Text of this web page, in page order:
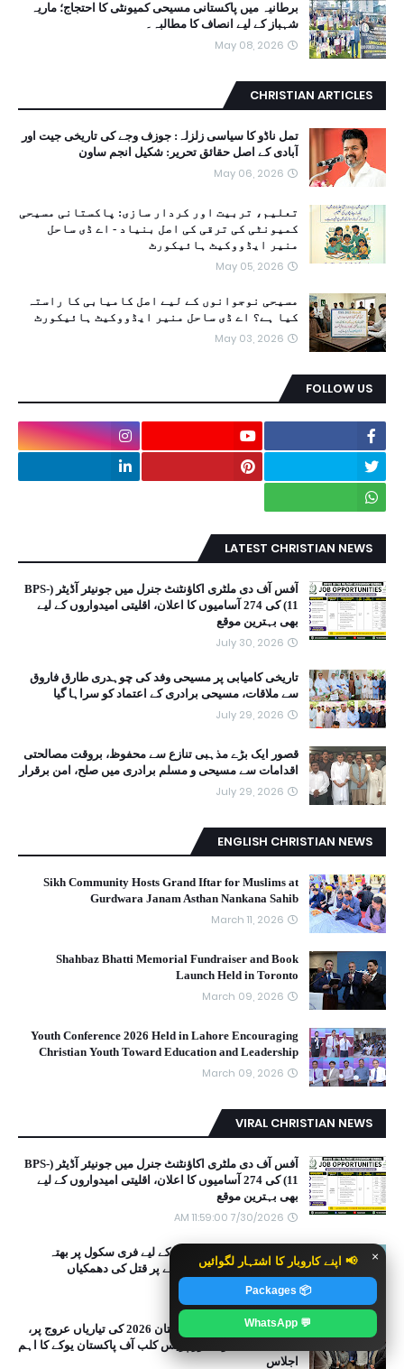
برطانیہ میں پاکستانی مسیحی کمیونٹی کا احتجاج؛ ماریہ
شہباز کے لیے انصاف کا مطالبہ۔
May 08, 2026
CHRISTIAN ARTICLES
تمل ناڈو کا سیاسی زلزلہ: جوزف وجے کی تاریخی جیت اور
آبادی کے اصل حقائق تحریر: شکیل انجم ساون
May 06, 2026
تعلیم، تربیت اور کردار سازی: پاکستانی مسیحی
کمیونٹی کی ترقی کی اصل بنیاد - اے ڈی ساحل
منیر ایڈووکیٹ ہائیکورٹ
May 05, 2026
مسیحی نوجوانوں کے لیے اصل کامیابی کا راستہ
کیا ہے؟ اے ڈی ساحل منیر ایڈووکیٹ ہائیکورٹ
May 03, 2026
FOLLOW US
LATEST CHRISTIAN NEWS
آفس آف دی ملٹری اکاؤنٹنٹ جنرل میں جونیئر آڈیٹر (BPS-
11) کی 274 آسامیوں کا اعلان، اقلیتی امیدواروں کے لیے
بھی بہترین موقع
July 30, 2026
تاریخی کامیابی پر مسیحی وفد کی چوہدری طارق فاروق
سے ملاقات، مسیحی برادری کے اعتماد کو سراہا گیا
July 29, 2026
قصور ایک بڑے مذہبی تنازع سے محفوظ، بروقت مصالحتی
اقدامات سے مسیحی و مسلم برادری میں صلح، امن برقرار
July 29, 2026
ENGLISH CHRISTIAN NEWS
Sikh Community Hosts Grand Iftar for Muslims at
Gurdwara Janam Asthan Nankana Sahib
March 11, 2026
Shahbaz Bhatti Memorial Fundraiser and Book
Launch Held in Toronto
March 09, 2026
Youth Conference 2026 Held in Lahore Encouraging
Christian Youth Toward Education and Leadership
March 09, 2026
VIRAL CHRISTIAN NEWS
آفس آف دی ملٹری اکاؤنٹنٹ جنرل میں جونیئر آڈیٹر (BPS-
11) کی 274 آسامیوں کا اعلان، اقلیتی امیدواروں کے لیے
بھی بہترین موقع
7/30/2026 11:59:00 AM
شیخو پورہ؛ مسیحی بچوں کے لیے فری سکول پر بھتہ
خوروں کا حملہ، بھتہ نہ ملنے پر قتل کی دھمکیاں
4/30/2022 01:52:00 PM
انگلینڈ میں یومِ آزادی پاکستان 2026 کی تیاریاں عروج پر،
دیسی سنگت یوکے اور پریس کلب آف پاکستان یوکے کا اہم
اجلاس
× 📢 اپنے کاروبار کا اشتہار لگوائیں
📦 Packages
💬 WhatsApp